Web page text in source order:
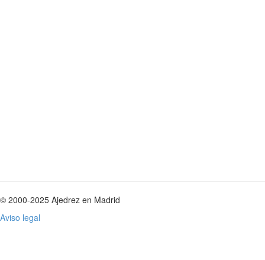
© 2000-2025 Ajedrez en Madrid
Aviso legal